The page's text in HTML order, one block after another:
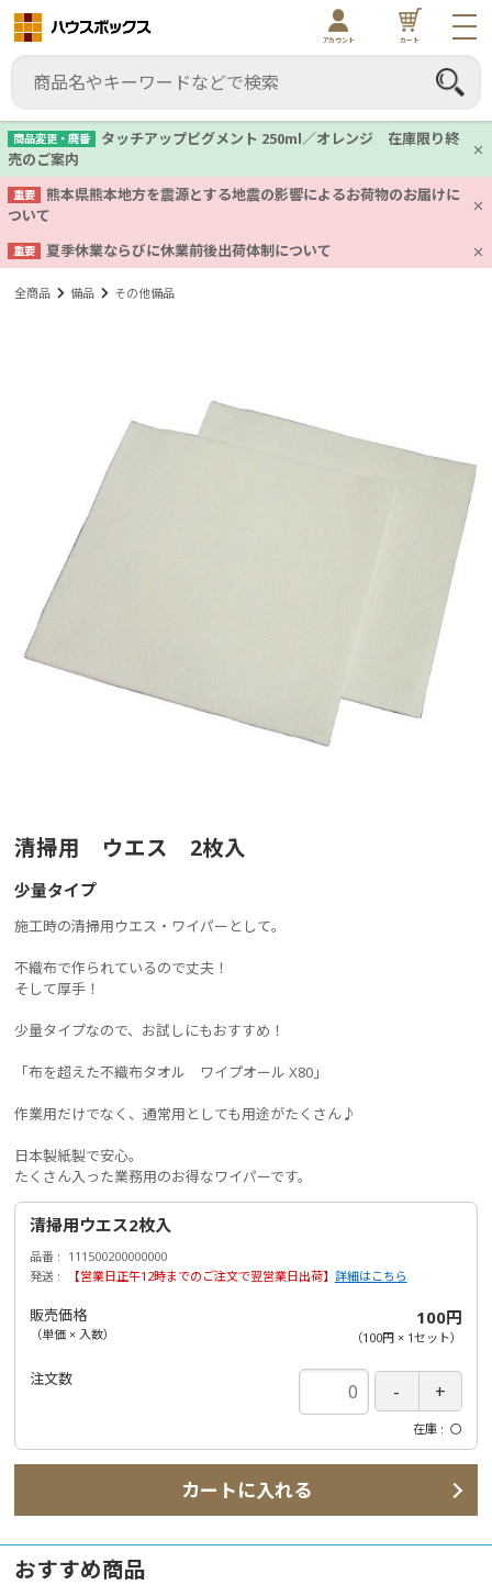
商品変更・廃番
タッチアップピグメント 250ml／オレンジ 在庫限り終
売のご案内
重要
熊本県熊本地方を震源とする地震の影響によるお荷物のお届けに
ついて
重要 夏季休業ならびに休業前後出荷体制について
アカウント カート
全商品 備品 その他備品
清掃用 ウエス 2枚入
少量タイプ
施工時の清掃用ウエス・ワイパーとして。
不織布で作られているので丈夫！
そして厚手！
少量タイプなので、お試しにもおすすめ！
「布を超えた不織布タオル ワイプオール X80」
作業用だけでなく、通常用としても用途がたくさん♪
日本製紙製で安心。
たくさん入った業務用のお得なワイパーです。
清掃用ウエス2枚入
品番
111500200000000
発送
【営業日正午12時までのご注文で翌営業日出荷】 詳細はこちら
販売価格
（単価 × 入数）
100円
（100円× 1セット）
注文数
在庫 〇
カートに入れる
おすすめ商品